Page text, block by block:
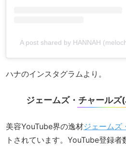
A post shared by HANNAH
ハナのインスタグラムより。
ジェームズ・チャール
美容YouTube界の逸材ジェームズ
トされています。YouTube登録者